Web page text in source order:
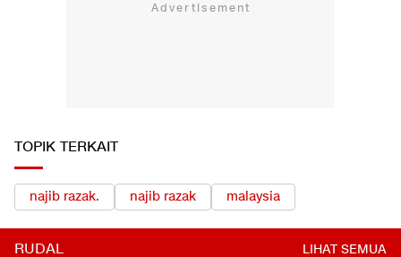
TOPIK TERKAIT
najib razak. najib razak malaysia
RUDAL LIHAT SEMUA